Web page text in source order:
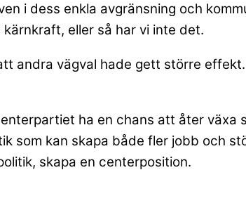
i dess enkla avgränsning och
eller så har vi inte det.
andra vägval hade gett större
ha en chans att åter växa
som kan skapa både fler jobb och
skapa en centerposition.